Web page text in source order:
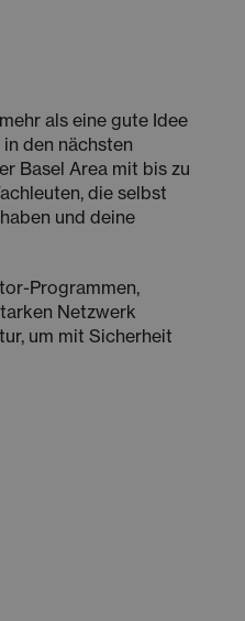
als eine gute Idee
den nächsten
Basel Area mit bis zu
die selbst
und deine
Programmen,
Netzwerk
um mit Sicherheit